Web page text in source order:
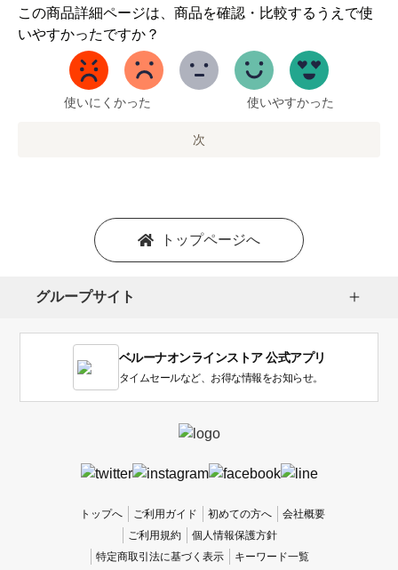
この商品詳細ページは、商品を確認・比較するうえで使
いやすかったですか？
1
か
い
使いにくかった 使いやすかった
次
トップページへ
グループサイト
ベルーナオンラインストア 公式アプリ
タイムセールなど、お得な情報をお知らせ。
トップへ ご利用ガイド 初めての方へ
会社概要
ご利用規約
個人情報保護方針
特定商取引法に基づく表示
キーワード一覧